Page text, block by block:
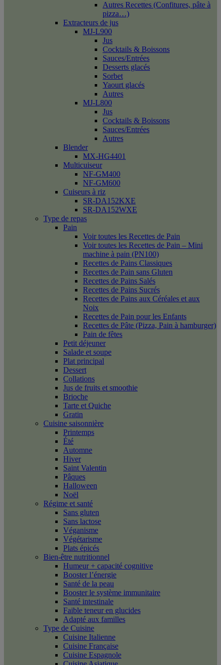
Autres Recettes (Confitures, pâte à
pizza…)
Extracteurs de jus
MJ-L900
Jus
Cocktails & Boissons
Sauces/Entrées
Desserts glacés
Sorbet
Yaourt glacés
Autres
MJ-L800
Jus
Cocktails & Boissons
Sauces/Entrées
Autres
Blender
MX-HG4401
Multicuiseur
NF-GM400
NF-GM600
Cuiseurs à riz
SR-DA152KXE
SR-DA152WXE
Type de repas
Pain
Voir toutes les Recettes de Pain
Voir toutes les Recettes de Pain – Mini
machine à pain (PN100)
Recettes de Pains Classiques
Recettes de Pain sans Gluten
Recettes de Pains Salés
Recettes de Pains Sucrés
Recettes de Pains aux Céréales et aux
Noix
Recettes de Pain pour les Enfants
Recettes de Pâte (Pizza, Pain à hamburger)
Pain de fêtes
Petit déjeuner
Salade et soupe
Plat principal
Dessert
Collations
Jus de fruits et smoothie
Brioche
Tarte et Quiche
Gratin
Cuisine saisonnière
Printemps
Été
Automne
Hiver
Saint Valentin
Pâques
Halloween
Noël
Régime et santé
Sans gluten
Sans lactose
Véganisme
Végétarisme
Plats épicés
Bien-être nutritionnel
Humeur + capacité cognitive
Booster l’énergie
Santé de la peau
Booster le système immunitaire
Santé intestinale
Faible teneur en glucides
Adapté aux familles
Type de Cuisine
Cuisine Italienne
Cuisine Française
Cuisine Espagnole